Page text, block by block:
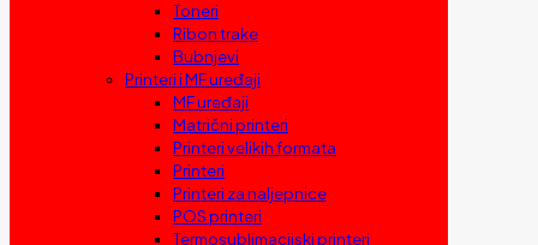
Toneri
Ribon trake
Bubnjevi
Printeri i MF uređaji
MF uređaji
Matrični printeri
Printeri velikih formata
Printeri
Printeri za naljepnice
POS printeri
Termosublimacijski printeri